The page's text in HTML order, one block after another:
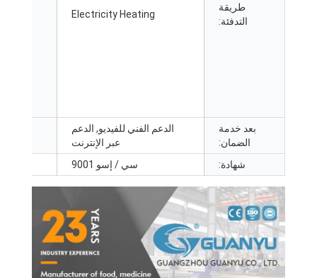
طريقة
التدفئة:
Electricity Heating
بعد خدمة
الضمان:
الدعم الفني للفيديو, الدعم
عبر الإنترنت
شهادة: سي / إسو 9001